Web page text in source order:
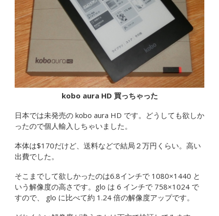
kobo aura HD 買っちゃった
日本では未発売の kobo aura HD です。どうしても欲しか
ったので個人輸入しちゃいました。
本体は$170だけど、送料などで結局２万円くらい。高い
出費でした。
そこまでして欲しかったのは6.8インチで 1080×1440 と
いう解像度の高さです。glo は 6 インチで 758×1024 で
すので、 glo に比べて約 1.24 倍の解像度アップです。